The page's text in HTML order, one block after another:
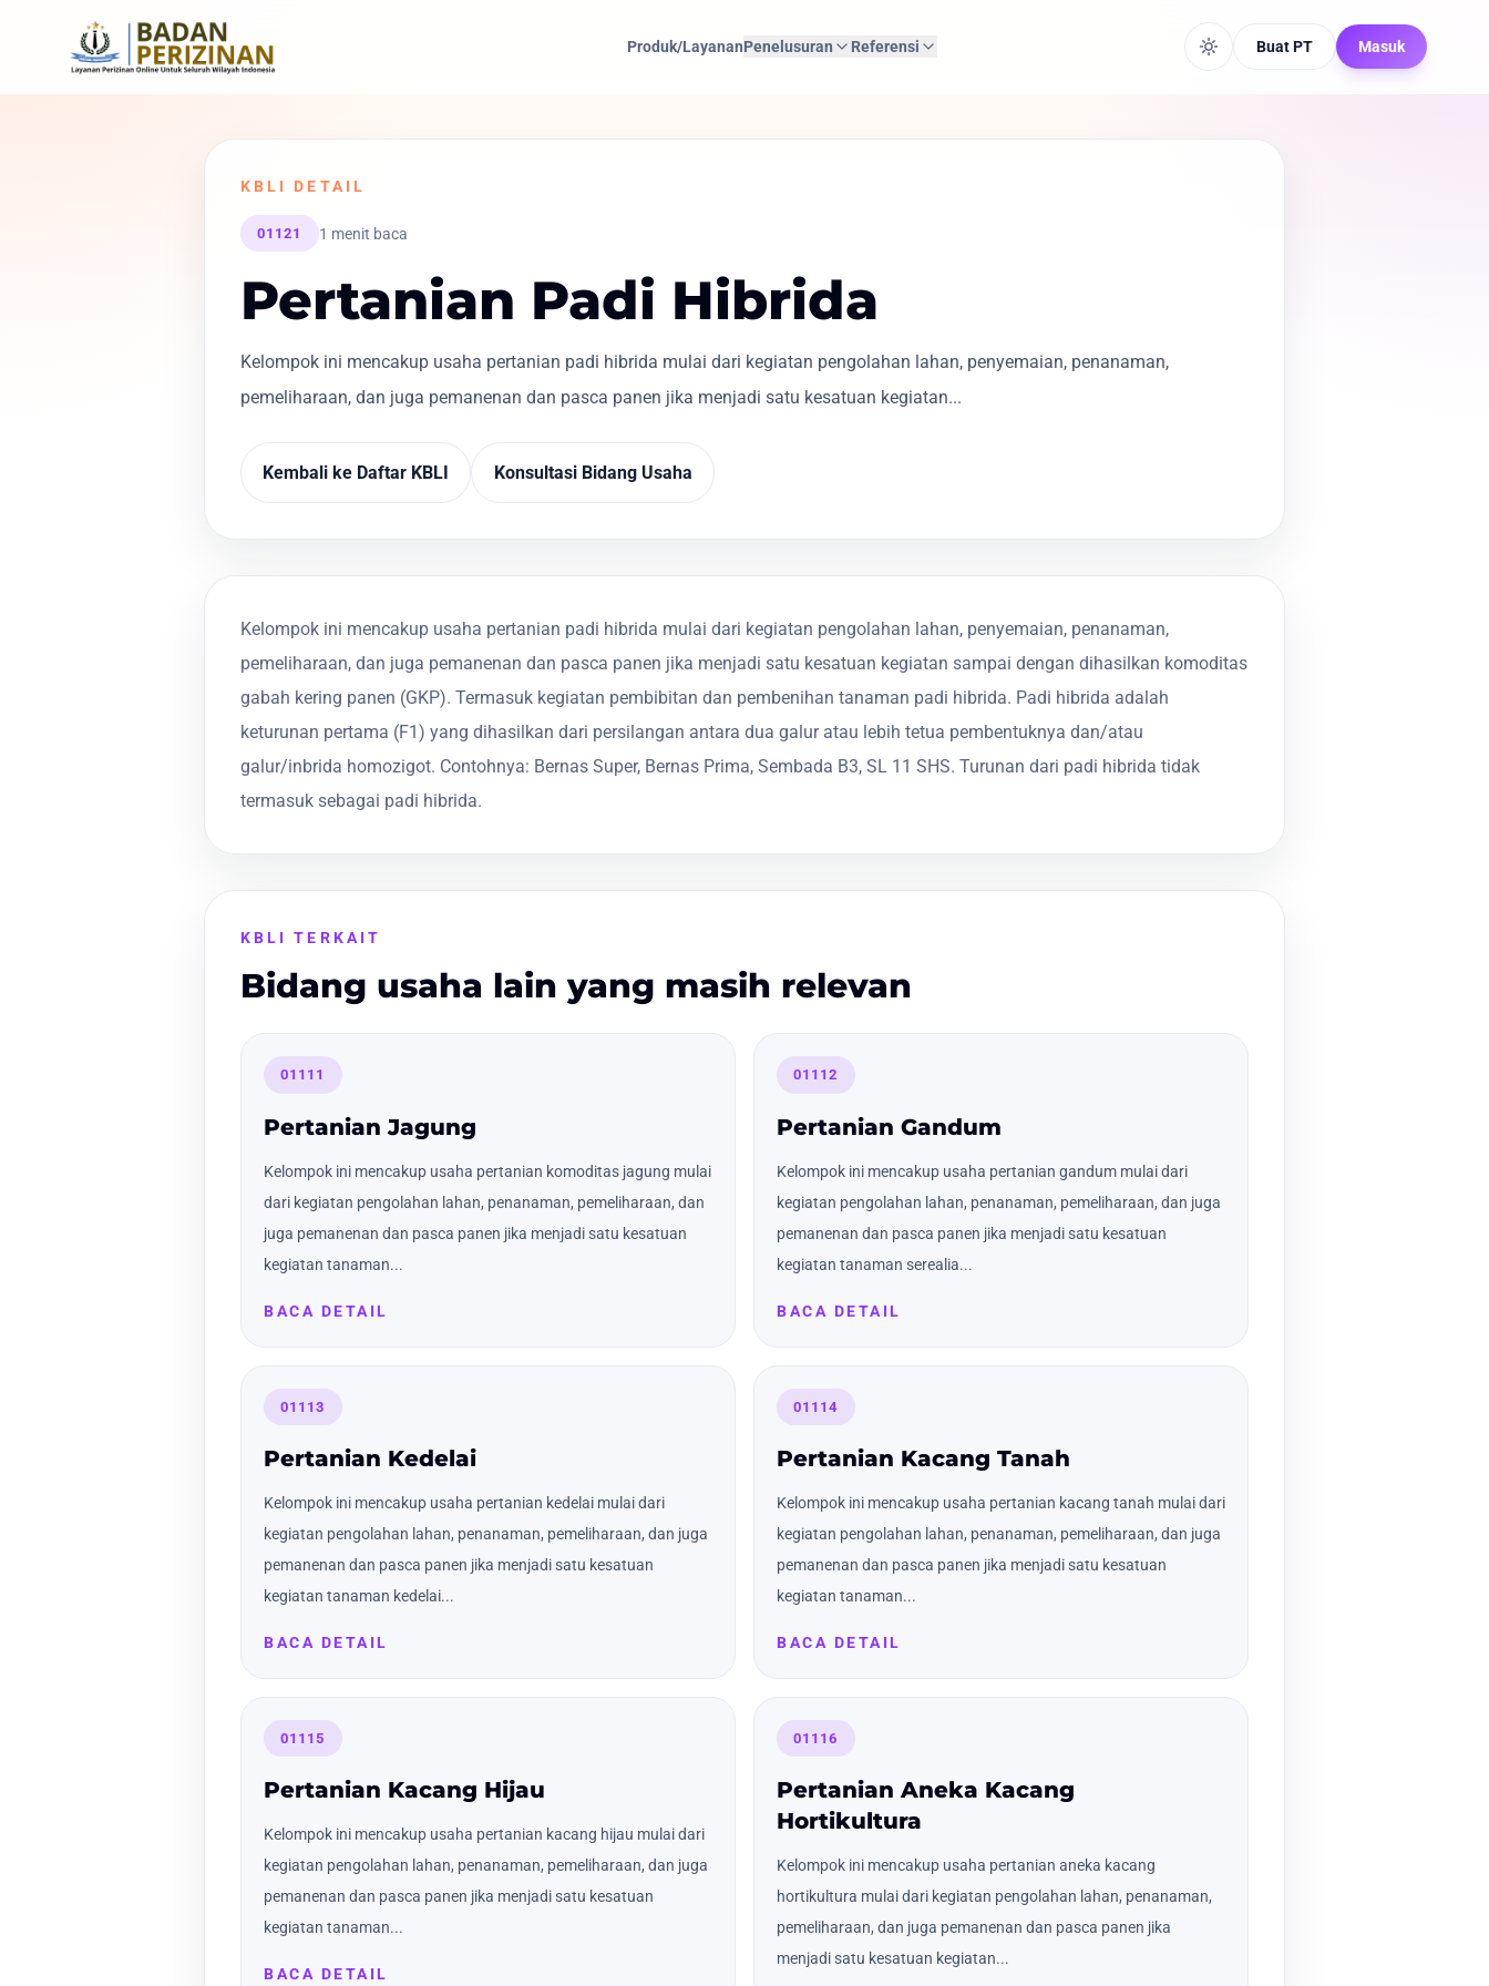
Produk/LayananPenelusuran Referensi Buat PT Masuk
KBLI DETAIL
01121 1 menit baca
Pertanian Padi Hibrida
Kelompok ini mencakup usaha pertanian padi hibrida mulai dari kegiatan pengolahan lahan, penyemaian, penanaman,
pemeliharaan, dan juga pemanenan dan pasca panen jika menjadi satu kesatuan kegiatan...
Kembali ke Daftar KBLI Konsultasi Bidang Usaha
Kelompok ini mencakup usaha pertanian padi hibrida mulai dari kegiatan pengolahan lahan, penyemaian, penanaman,
pemeliharaan, dan juga pemanenan dan pasca panen jika menjadi satu kesatuan kegiatan sampai dengan dihasilkan komoditas
gabah kering panen (GKP). Termasuk kegiatan pembibitan dan pembenihan tanaman padi hibrida. Padi hibrida adalah
keturunan pertama (F1) yang dihasilkan dari persilangan antara dua galur atau lebih tetua pembentuknya dan/atau
galur/inbrida homozigot. Contohnya: Bernas Super, Bernas Prima, Sembada B3, SL 11 SHS. Turunan dari padi hibrida tidak
termasuk sebagai padi hibrida.
KBLI TERKAIT
Bidang usaha lain yang masih relevan
01111
Pertanian Jagung
Kelompok ini mencakup usaha pertanian komoditas jagung mulai
dari kegiatan pengolahan lahan, penanaman, pemeliharaan, dan
juga pemanenan dan pasca panen jika menjadi satu kesatuan
kegiatan tanaman...
BACA DETAIL
01112
Pertanian Gandum
Kelompok ini mencakup usaha pertanian gandum mulai dari
kegiatan pengolahan lahan, penanaman, pemeliharaan, dan juga
pemanenan dan pasca panen jika menjadi satu kesatuan
kegiatan tanaman serealia...
BACA DETAIL
01113
Pertanian Kedelai
Kelompok ini mencakup usaha pertanian kedelai mulai dari
kegiatan pengolahan lahan, penanaman, pemeliharaan, dan juga
pemanenan dan pasca panen jika menjadi satu kesatuan
kegiatan tanaman kedelai...
BACA DETAIL
01114
Pertanian Kacang Tanah
Kelompok ini mencakup usaha pertanian kacang tanah mulai dari
kegiatan pengolahan lahan, penanaman, pemeliharaan, dan juga
pemanenan dan pasca panen jika menjadi satu kesatuan
kegiatan tanaman...
BACA DETAIL
01115
Pertanian Kacang Hijau
Kelompok ini mencakup usaha pertanian kacang hijau mulai dari
kegiatan pengolahan lahan, penanaman, pemeliharaan, dan juga
pemanenan dan pasca panen jika menjadi satu kesatuan
kegiatan tanaman...
BACA DETAIL
01116
Pertanian Aneka Kacang
Hortikultura
Kelompok ini mencakup usaha pertanian aneka kacang
hortikultura mulai dari kegiatan pengolahan lahan, penanaman,
pemeliharaan, dan juga pemanenan dan pasca panen jika
menjadi satu kesatuan kegiatan...